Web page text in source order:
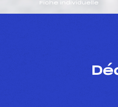
Fiche individuelle